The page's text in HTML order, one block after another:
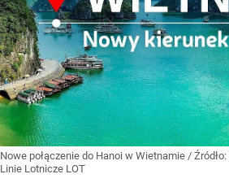
Nowe połączenie do Hanoi w Wietnamie / Źródło:
Linie Lotnicze LOT